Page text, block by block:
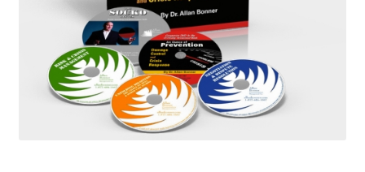
User Account
Welcome